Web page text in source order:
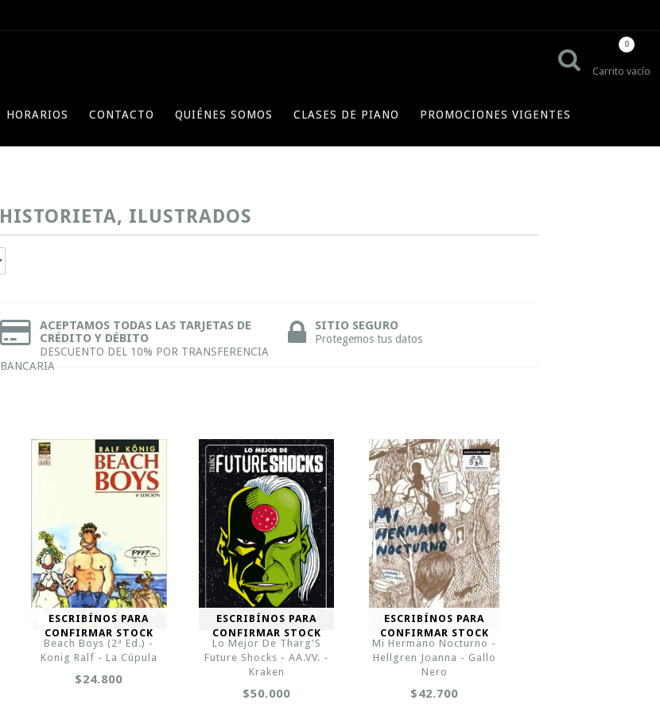
Carrito vacío
0
HORARIOS CONTACTO QUIÉNES SOMOS CLASES DE PIANO PROMOCIONES VIGENTES
HISTORIETA, ILUSTRADOS
ACEPTAMOS TODAS LAS TARJETAS DE
CRÉDITO Y DÉBITO
DESCUENTO DEL 10% POR TRANSFERENCIA
BANCARIA
SITIO SEGURO
Protegemos tus datos
ESCRIBÍNOS PARA
CONFIRMAR STOCK
Beach Boys (2ª Ed.) -
Konig Ralf - La Cúpula
$24.800
ESCRIBÍNOS PARA
CONFIRMAR STOCK
Lo Mejor De Tharg'S
Future Shocks - AA.VV. -
Kraken
$50.000
ESCRIBÍNOS PARA
CONFIRMAR STOCK
Mi Hermano Nocturno -
Hellgren Joanna - Gallo
Nero
$42.700